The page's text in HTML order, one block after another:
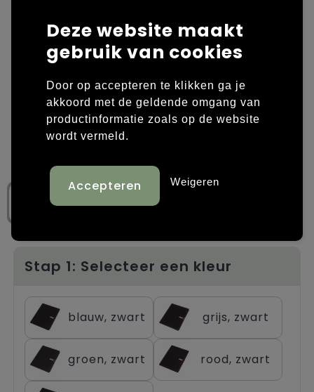
Laptop hoezen en tassen
Overige tassen
Papieren tassen
Promotietassen
Rugzakken
Trolleys
Overige kleding
Polo's
Sweaters bedrukken
T-shirts bedrukken
Schoenen bedrukken
Stap 1: Selecteer een kleur
blauw, zwart grijs, zwart
groen, zwart rood, zwart
Deze website maakt
gebruik van cookies
Door op accepteren te klikken ga je
akkoord met de geldende omgang van
productinformatie zoals op de website
wordt vermeld.
Weigeren